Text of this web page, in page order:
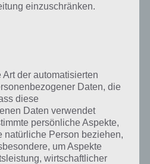
einzuschränken.
der automatisierten
Daten, die
diese
Daten verwendet
persönliche Aspekte,
natürliche Person beziehen,
um Aspekte
wirtschaftlicher